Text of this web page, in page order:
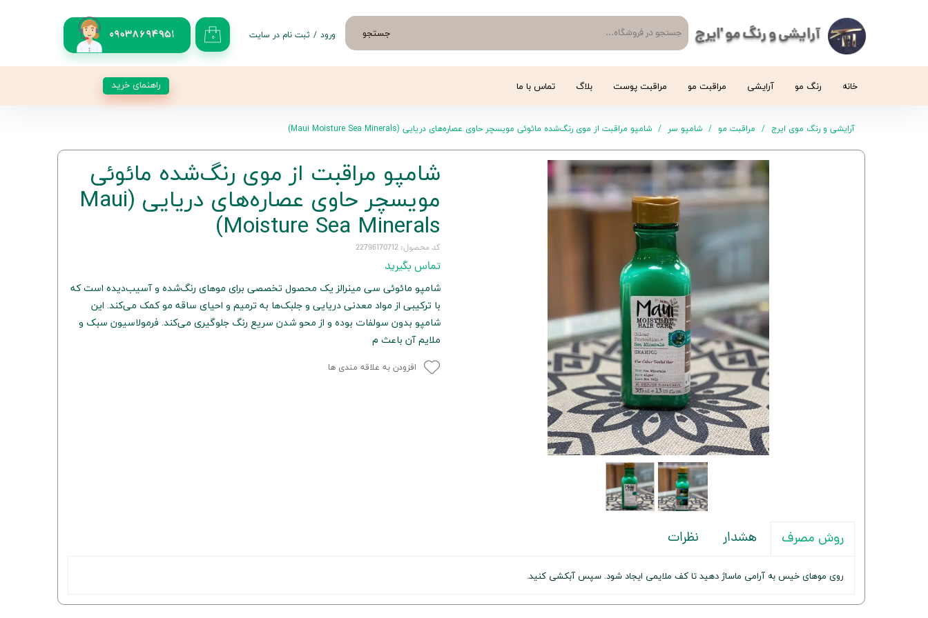
آرایشی و رنگ مو 'ایرج 09038694951 جستجو ۰ ورود / ثبت نام در سایت
خروج از حساب کاربری
خانه رنگ مو آرایشی مراقبت مو مراقبت پوست بلاگ تماس با ما راهنمای خرید
آرایشی و رنگ موی ایرج مراقبت مو شامپو سر شامپو مراقبت از موی رنگ‌شده مائوئی مویسچر حاوی عصاره‌های دریایی (Maui Moisture Sea Minerals)
شامپو مراقبت از موی رنگ‌شده مائوئی
مویسچر حاوی عصاره‌های دریایی (Maui
Moisture Sea Minerals)
کد محصول: 22796170712
تماس بگیرید
شامپو مائوئی سی مینرالز یک محصول تخصصی برای موهای رنگ‌شده و آسیب‌دیده است که
با ترکیبی از مواد معدنی دریایی و جلبک‌ها به ترمیم و احیای ساقه مو کمک می‌کند. این
شامپو بدون سولفات بوده و از محو شدن سریع رنگ جلوگیری می‌کند. فرمولاسیون سبک و
ملایم آن باعث م
افزودن به علاقه مندی ها
روش مصرف هشدار نظرات
روی موهای خیس به آرامی ماساژ دهید تا کف ملایمی ایجاد شود. سپس آبکشی کنید.